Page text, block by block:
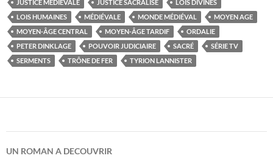
JUSTICE MÉDIÉVALE JUSTICE SACRALISÉ
LOIS DIVINES
LOIS HUMAINES
MÉDIÉVALE MONDE MÉDIÉVAL
MOYEN AGE
MOYEN-ÂGE CENTRAL
MOYEN-ÂGE TARDIF
ORDALIE
PETER DINKLAGE
POUVOIR JUDICIAIRE SACRÉ
SÉRIE TV
SERMENTS
TRÔNE DE FER TYRION LANNISTER
UN ROMAN A DECOUVRIR